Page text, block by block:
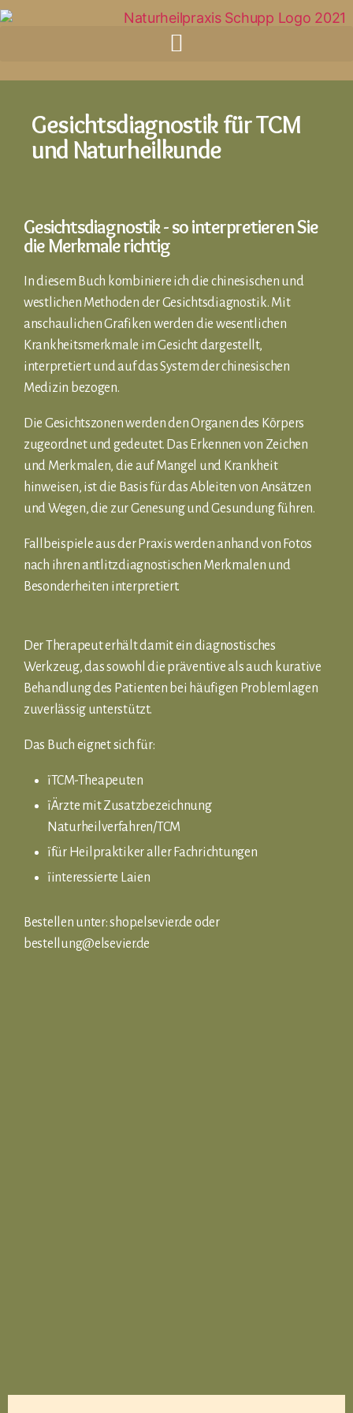
Gesichtsdiagnostik für TCM
und Naturheilkunde
Gesichtsdiagnostik - so interpretieren Sie
die Merkmale richtig
In diesem Buch kombiniere ich die chinesischen und
westlichen Methoden der Gesichtsdiagnostik. Mit
anschaulichen Grafiken werden die wesentlichen
Krankheitsmerkmale im Gesicht dargestellt,
interpretiert und auf das System der chinesischen
Medizin bezogen.
Die Gesichtszonen werden den Organen des Körpers
zugeordnet und gedeutet. Das Erkennen von Zeichen
und Merkmalen, die auf Mangel und Krankheit
hinweisen, ist die Basis für das Ableiten von Ansätzen
und Wegen, die zur Genesung und Gesundung führen.
Fallbeispiele aus der Praxis werden anhand von Fotos
nach ihren antlitzdiagnostischen Merkmalen und
Besonderheiten interpretiert.
Der Therapeut erhält damit ein diagnostisches
Werkzeug, das sowohl die präventive als auch kurative
Behandlung des Patienten bei häufigen Problemlagen
zuverlässig unterstützt.
Das Buch eignet sich für:
ïTCM-Theapeuten
ïÄrzte mit Zusatzbezeichnung
Naturheilverfahren/TCM
ïfür Heilpraktiker aller Fachrichtungen
ïinteressierte Laien
Bestellen unter: shop.elsevier.de oder
bestellung@elsevier.de